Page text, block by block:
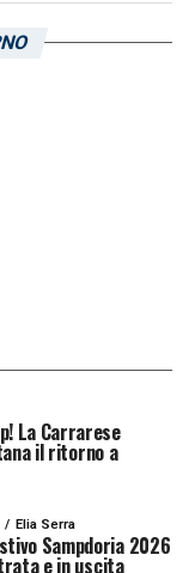
già
La Carrarese
il ritorno a
Elia Serra
Sampdoria 2026
e in uscita